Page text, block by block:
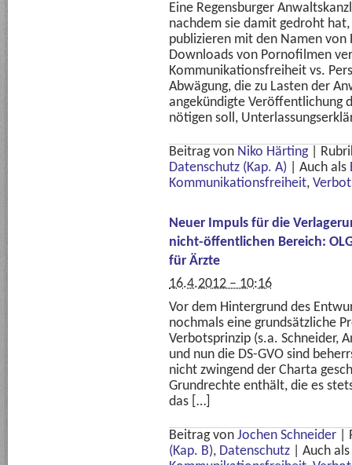
Eine Regensburger
nachdem sie damit gedroht
publizieren mit den Namen von
Downloads von Pornofilmen
Kommunikationsfreiheit vs.
Abwägung, die zu Lasten der
angekündigte Veröffentlichung
nötigen soll,
Beitrag von Niko Härting
Datenschutz (Kap. A)
Auch als
Kommunikationsfreiheit,
Neuer Impuls für die
nicht-öffentlichen Bereich:
für Ärzte
16.4.2012 – 10:16
Vor dem Hintergrund des
nochmals eine grundsätzliche
Verbotsprinzip (s.a. Schneider,
und nun die DS-GVO sind
nicht zwingend der Charta
Grundrechte enthält, die es
das […]
Beitrag von Jochen Schneider
(Kap. B), Datenschutz
Auch als